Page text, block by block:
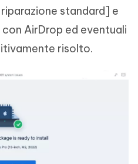
standard] e
AirDrop ed eventuali
risolto.